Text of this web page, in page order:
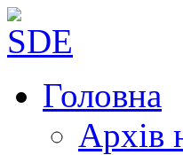
Головна
Архів